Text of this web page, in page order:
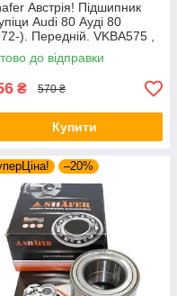
Австрія! Підшипник
Audi 80 Ауді 80
). Передній. VKBA575 ,
, 713610160
до відправки
₴ 570 ₴
Купити
–20%